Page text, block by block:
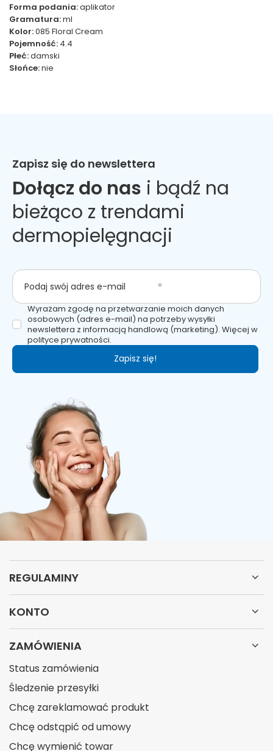
Forma podania:aplikator
Gramatura:ml
Kolor:085 Floral Cream
Pojemność: 4.4
Płeć:damski
Słońce:nie
Zapisz się do newslettera
Dołącz do nas i bądź na
bieżąco z trendami
dermopielęgnacji
Podaj swój adres e-mail
Wyrażam zgodę na przetwarzanie moich danych
osobowych (adres e-mail) na potrzeby wysyłki
newslettera z informacją handlową (marketing). Więcej w
polityce prywatności.
Zapisz się!
REGULAMINY
KONTO
ZAMÓWIENIA
Status zamówienia
Śledzenie przesyłki
Chcę zareklamować produkt
Chcę odstąpić od umowy
Chcę wymienić towar